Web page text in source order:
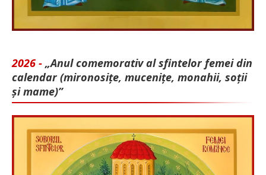
2026 - „Anul comemorativ al sfintelor femei din
calendar (mironosițe, mu­cenițe, monahii, soții
și mame)”